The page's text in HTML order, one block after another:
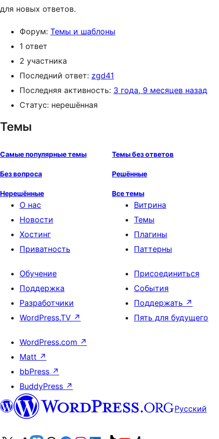
для новых ответов.
Форум: Темы и шаблоны
1 ответ
2 участника
Последний ответ: zgd41
Последняя активность: 3 года, 9 месяцев назад
Статус: нерешённая
Темы
Самые популярные темы Темы без ответов
Без вопроса Решённые
Нерешённые Все темы
О нас
Новости
Хостинг
Приватность
Витрина
Темы
Плагины
Паттерны
Обучение
Поддержка
Разработчики
WordPress.TV ↗
Присоединиться
События
Поддержать ↗
Пять для будущего
WordPress.com ↗
Matt ↗
bbPress ↗
BuddyPress ↗
Русский